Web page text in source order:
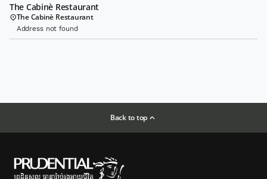
The Cabinè Restaurant
The Cabinè Restaurant
Address not found
Back to top